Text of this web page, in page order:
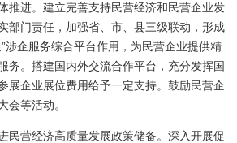
推进。建立完善支持民营经济和民营企业发
部门责任，加强省、市、县三级联动，形成
涉企服务综合平台作用，为民营企业提供精
务。搭建国内外交流合作平台，充分发挥国
展企业展位费用给予一定支持。鼓励民营企
会等活动。
民营经济高质量发展政策储备。深入开展促